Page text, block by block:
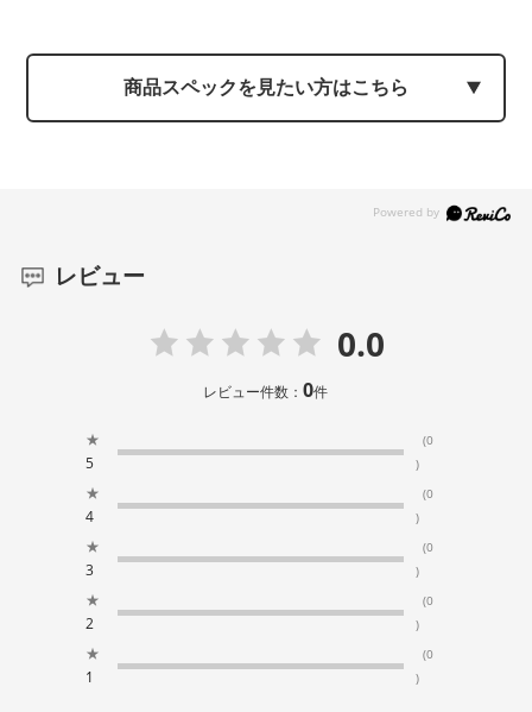
商品スペックを見たい方はこちら
レビュー
0.0
レビュー件数：0件
★
5
(0
)
★
4
(0
)
★
3
(0
)
★
2
(0
)
★
1
(0
)